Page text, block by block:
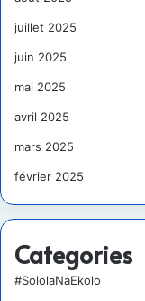
juillet 2025
juin 2025
mai 2025
avril 2025
mars 2025
février 2025
Categories
#SololaNaEkolo